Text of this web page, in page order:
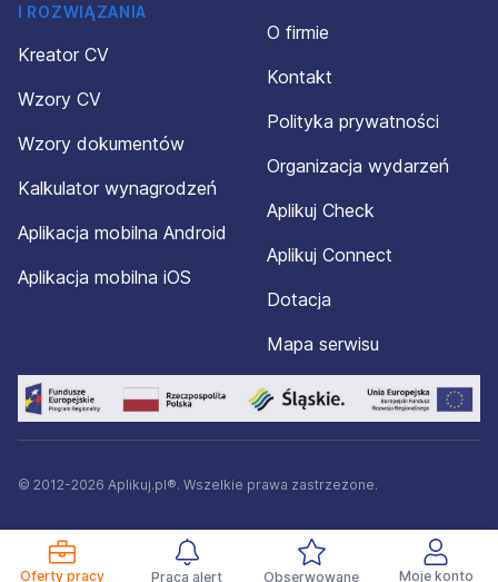
Oferty pracy Praca alert Obserwowane Moje konto
I ROZWIĄZANIA
Kreator CV
Wzory CV
Wzory dokumentów
Kalkulator wynagrodzeń
Aplikacja mobilna Android
Aplikacja mobilna iOS
O firmie
Kontakt
Polityka prywatności
Organizacja wydarzeń
Aplikuj Check
Aplikuj Connect
Dotacja
Mapa serwisu
© 2012-2026 Aplikuj.pl®. Wszelkie prawa zastrzeżone.